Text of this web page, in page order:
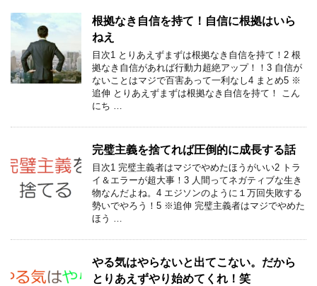
根拠なき自信を持て！自信に根拠はいら
ねえ
目次1 とりあえずまずは根拠なき自信を持て！2 根
拠なき自信があれば行動力超絶アップ！！3 自信が
ないことはマジで百害あって一利なし4 まとめ5 ※
追伸 とりあえずまずは根拠なき自信を持て！ こん
にち …
完璧主義を捨てれば圧倒的に成長する話
目次1 完璧主義者はマジでやめたほうがいい2 トラ
イ＆エラーが超大事！3 人間ってネガティブな生き
物なんだよね。4 エジソンのように１万回失敗する
勢いでやろう！5 ※追伸 完璧主義者はマジでやめた
ほう …
やる気はやらないと出てこない。だから
とりあえずやり始めてくれ！笑